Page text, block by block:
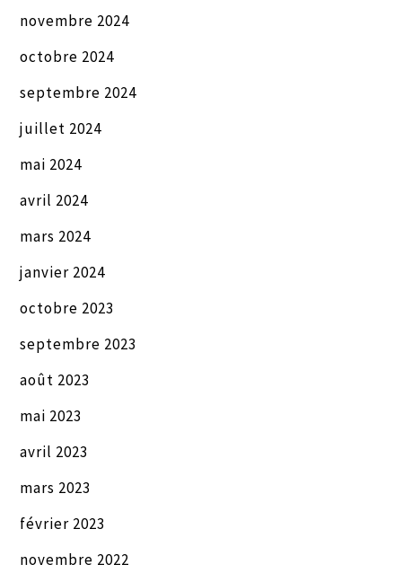
novembre 2024
octobre 2024
septembre 2024
juillet 2024
mai 2024
avril 2024
mars 2024
janvier 2024
octobre 2023
septembre 2023
août 2023
mai 2023
avril 2023
mars 2023
février 2023
novembre 2022